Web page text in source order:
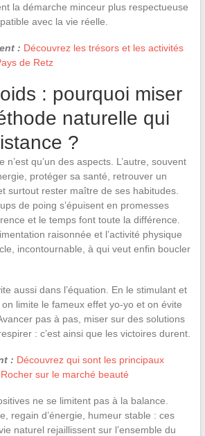
la démarche minceur plus respectueuse
avec la vie réelle.
: Découvrez les trésors et les activités
de Retz
: pourquoi miser
naturelle qui
?
n’est qu’un des aspects. L’autre, souvent
protéger sa santé, retrouver un
surtout rester maître de ses habitudes.
de poing s’épuisent en promesses
et le temps font toute la différence.
raisonnée et l’activité physique
incontournable, à qui veut enfin boucler
aussi dans l’équation. En le stimulant et
on limite le fameux effet yo-yo et on évite
pas à pas, miser sur des solutions
: c’est ainsi que les victoires durent.
: Découvrez qui sont les principaux
sur le marché beauté
ne se limitent pas à la balance.
regain d’énergie, humeur stable : ces
naturel rejaillissent sur l’ensemble du